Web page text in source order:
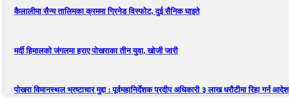
कैलालीमा सैन्य तालिमका क्रममा ग्रिनेड विस्फोट, दुई सैनिक घाइते
मर्दी हिमालको जंगलमा हराए पोखराका तीन युवा, खोजी जारी
पोखरा विमानस्थल भ्रष्टाचार मुद्दा : पूर्वमहानिर्देशक प्रदीप अधिकारी ३ लाख धरौटीमा रिहा गर्न आदेश